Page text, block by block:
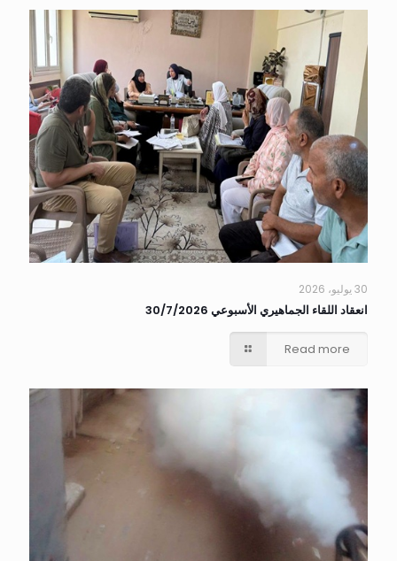
30 يوليو، 2026
انعقاد اللقاء الجماهيري الأسبوعي 30/7/2026
Read more